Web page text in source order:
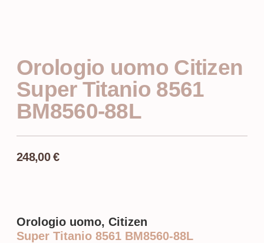
Orologio uomo Citizen
Super Titanio 8561
BM8560-88L
248,00€
Orologio uomo, Citizen
Super Titanio 8561 BM8560-88L